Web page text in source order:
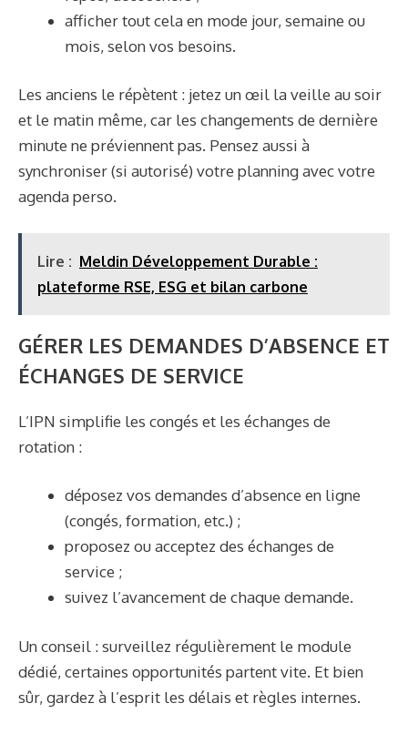
afficher tout cela en mode jour, semaine ou
mois, selon vos besoins.
Les anciens le répètent : jetez un œil la veille au soir
et le matin même, car les changements de dernière
minute ne préviennent pas. Pensez aussi à
synchroniser (si autorisé) votre planning avec votre
agenda perso.
Lire : Meldin Développement Durable :
plateforme RSE, ESG et bilan carbone
GÉRER LES DEMANDES D’ABSENCE ET
ÉCHANGES DE SERVICE
L’IPN simplifie les congés et les échanges de
rotation :
déposez vos demandes d’absence en ligne
(congés, formation, etc.) ;
proposez ou acceptez des échanges de
service ;
suivez l’avancement de chaque demande.
Un conseil : surveillez régulièrement le module
dédié, certaines opportunités partent vite. Et bien
sûr, gardez à l’esprit les délais et règles internes.